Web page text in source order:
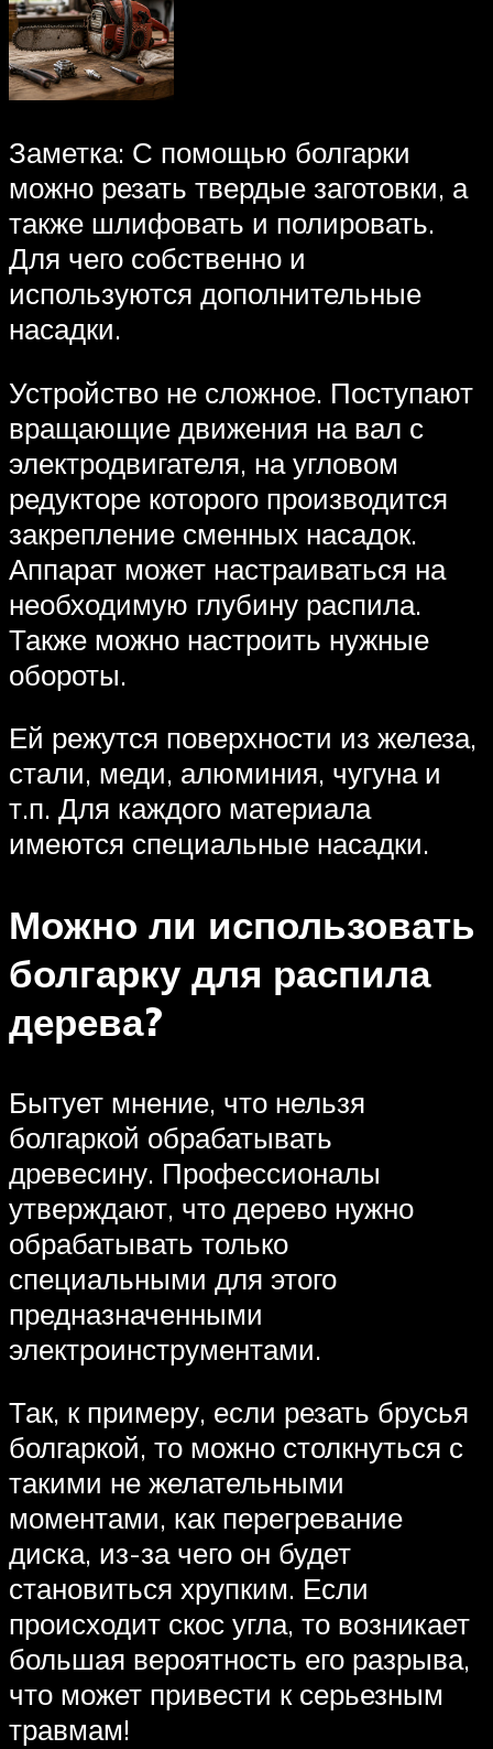
Заметка: С помощью болгарки
можно резать твердые заготовки, а
также шлифовать и полировать.
Для чего собственно и
используются дополнительные
насадки.
Устройство не сложное. Поступают
вращающие движения на вал с
электродвигателя, на угловом
редукторе которого производится
закрепление сменных насадок.
Аппарат может настраиваться на
необходимую глубину распила.
Также можно настроить нужные
обороты.
Ей режутся поверхности из железа,
стали, меди, алюминия, чугуна и
т.п. Для каждого материала
имеются специальные насадки.
Можно ли использовать
болгарку для распила
дерева?
Бытует мнение, что нельзя
болгаркой обрабатывать
древесину. Профессионалы
утверждают, что дерево нужно
обрабатывать только
специальными для этого
предназначенными
электроинструментами.
Так, к примеру, если резать брусья
болгаркой, то можно столкнуться с
такими не желательными
моментами, как перегревание
диска, из-за чего он будет
становиться хрупким. Если
происходит скос угла, то возникает
большая вероятность его разрыва,
что может привести к серьезным
травмам!